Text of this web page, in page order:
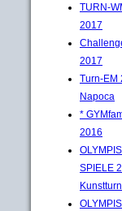
TURN-
2017
2017
Turn-EM
Napoca
*
2016
SPIELE